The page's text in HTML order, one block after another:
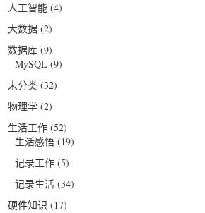
人工智能 (4)
大数据 (2)
数据库 (9)
MySQL (9)
未分类 (32)
物理学 (2)
生活工作 (52)
生活感悟 (19)
记录工作 (5)
记录生活 (34)
硬件知识 (17)